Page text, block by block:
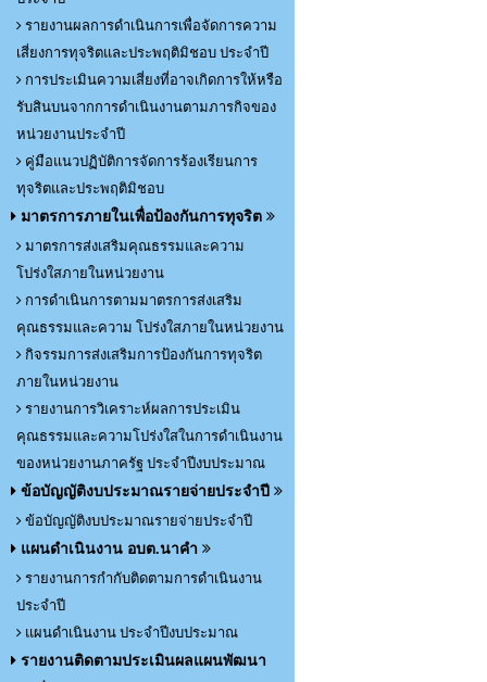
รายงานผลการดำเนินการเพื่อจัดการความ
เสี่ยงการทุจริตและประพฤติมิชอบ ประจำปี
การประเมินความเสี่ยงที่อาจเกิดการให้หรือ
รับสินบนจากการดำเนินงานตามภารกิจของ
หน่วยงานประจำปี
คู่มือแนวปฏิบัติการจัดการร้องเรียนการ
ทุจริตและประพฤติมิชอบ
มาตรการภายในเพื่อป้องกันการทุจริต
มาตรการส่งเสริมคุณธรรมและความ
โปร่งใสภายในหน่วยงาน
การดำเนินการตามมาตรการส่งเสริม
คุณธรรมและความ โปร่งใสภายในหน่วยงาน
กิจรรมการส่งเสริมการป้องกันการทุจริต
ภายในหน่วยงาน
รายงานการวิเคราะห์ผลการประเมิน
คุณธรรมและความโปร่งใสในการดำเนินงาน
ของหน่วยงานภาครัฐ ประจำปีงบประมาณ
ข้อบัญญัติงบประมาณรายจ่ายประจำปี
ข้อบัญญัติงบประมาณรายจ่ายประจำปี
แผนดำเนินงาน อบต.นาคำ
รายงานการกำกับติดตามการดำเนินงาน
ประจำปี
แผนดำเนินงาน ประจำปีงบประมาณ
รายงานติดตามประเมินผลแผนพัฒนา